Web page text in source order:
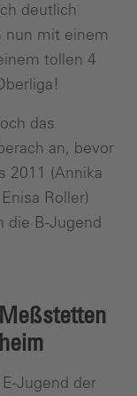
deutlich
mit einem
tollen 4
das
an, bevor
2011 (Annika
Roller)
die B-Jugend
Jugend der